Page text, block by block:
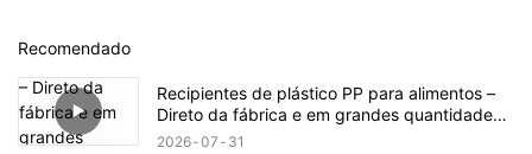
Recomendado
Recipientes de plástico PP para alimentos –
Direto da fábrica e em grandes quantidades,
prontos para envio.
2026 07 31